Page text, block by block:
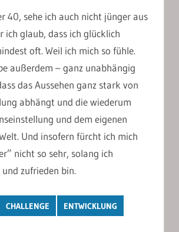
40, sehe ich auch nicht jünger aus
ich glaub, dass ich glücklich
oft. Weil ich mich so fühle.
außerdem – ganz unabhängig
das Aussehen ganz stark von
abhängt und die wiederum
und dem eigenen
Und insofern fürcht ich mich
nicht so sehr, solang ich
zufrieden bin.
CHALLENGE ENTWICKLUNG